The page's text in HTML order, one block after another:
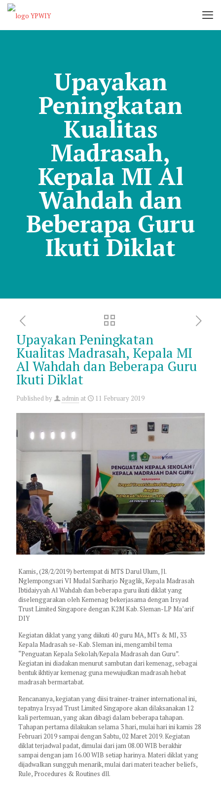
Upayakan
Peningkatan
Kualitas
Madrasah,
Kepala MI Al
Wahdah dan
Beberapa Guru
Ikuti Diklat
Upayakan Peningkatan
Kualitas Madrasah, Kepala MI
Al Wahdah dan Beberapa Guru
Ikuti Diklat
Published by admin at 11 February 2019
Kamis, (28/2/2019) bertempat di MTS Darul Ulum, Jl.
Nglempongsari VI Mudal Sariharjo Ngaglik, Kepala Madrasah
Ibtidaiyyah Al Wahdah dan beberapa guru ikuti diklat yang
diselenggarakan oleh Kemenag bekerjasama dengan Irsyad
Trust Limited Singapore dengan K2M Kab. Sleman-LP Ma’arif
DIY
Kegiatan diklat yang yang diikuti 40 guru MA, MTs & MI, 33
Kepala Madrasah se-Kab. Sleman ini, mengambil tema
“Penguatan Kepala Sekolah/Kepala Madrasah dan Guru”.
Kegiatan ini diadakan menurut sambutan dari kemenag, sebagai
bentuk ikhtiyar kemenag guna mewujudkan madrasah hebat
madrasah bermartabat.
Rencananya, kegiatan yang diisi trainer-trainer international ini,
tepatnya Irsyad Trust Limited Singapore akan dilaksanakan 12
kali pertemuan, yang akan dibagi dalam beberapa tahapan.
Tahapan pertama dilakukan selama 3 hari, mulai hari ini kamis 28
Februari 2019 sampai dengan Sabtu, 02 Maret 2019. Kegiatan
diklat terjadwal padat, dimulai dari jam 08.00 WIB berakhir
sampai dengan jam 16.00 WIB setiap harinya. Materi diklat yang
dijadwalkan sungguh menarik, mulai dari materi teacher beliefs,
Rule, Procedures & Routines dll.